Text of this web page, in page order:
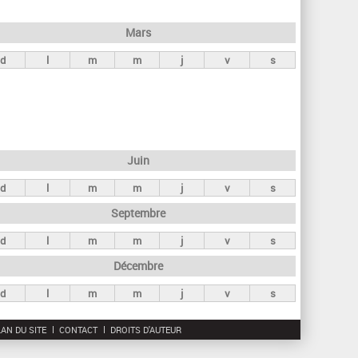
r
c
Mars
d l m m j v s
Juin
d l m m j v s
Septembre
d l m m j v s
Décembre
d l m m j v s
DU SITE CONTACT DROITS D'AUTEUR